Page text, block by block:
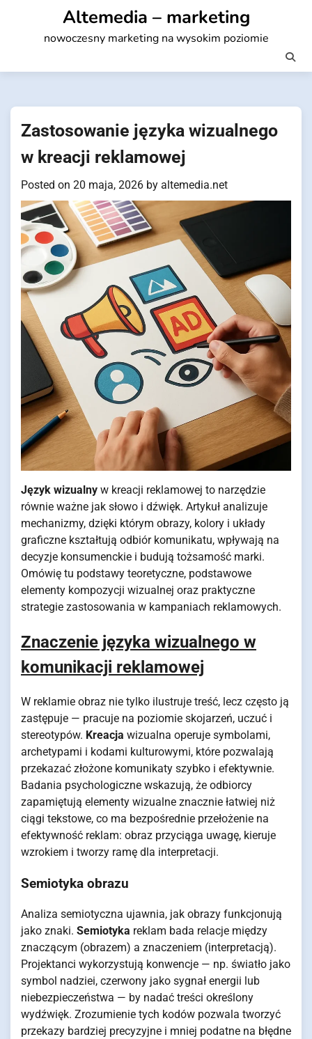
Altemedia – marketing
nowoczesny marketing na wysokim poziomie
Zastosowanie języka wizualnego
w kreacji reklamowej
Posted on 20 maja, 2026 by altemedia.net
Język wizualny w kreacji reklamowej to narzędzie
równie ważne jak słowo i dźwięk. Artykuł analizuje
mechanizmy, dzięki którym obrazy, kolory i układy
graficzne kształtują odbiór komunikatu, wpływają na
decyzje konsumenckie i budują tożsamość marki.
Omówię tu podstawy teoretyczne, podstawowe
elementy kompozycji wizualnej oraz praktyczne
strategie zastosowania w kampaniach reklamowych.
Znaczenie języka wizualnego w
komunikacji reklamowej
W reklamie obraz nie tylko ilustruje treść, lecz często ją
zastępuje — pracuje na poziomie skojarzeń, uczuć i
stereotypów. Kreacja wizualna operuje symbolami,
archetypami i kodami kulturowymi, które pozwalają
przekazać złożone komunikaty szybko i efektywnie.
Badania psychologiczne wskazują, że odbiorcy
zapamiętują elementy wizualne znacznie łatwiej niż
ciągi tekstowe, co ma bezpośrednie przełożenie na
efektywność reklam: obraz przyciąga uwagę, kieruje
wzrokiem i tworzy ramę dla interpretacji.
Semiotyka obrazu
Analiza semiotyczna ujawnia, jak obrazy funkcjonują
jako znaki. Semiotyka reklam bada relacje między
znaczącym (obrazem) a znaczeniem (interpretacją).
Projektanci wykorzystują konwencje — np. światło jako
symbol nadziei, czerwony jako sygnał energii lub
niebezpieczeństwa — by nadać treści określony
wydźwięk. Zrozumienie tych kodów pozwala tworzyć
przekazy bardziej precyzyjne i mniej podatne na błędne